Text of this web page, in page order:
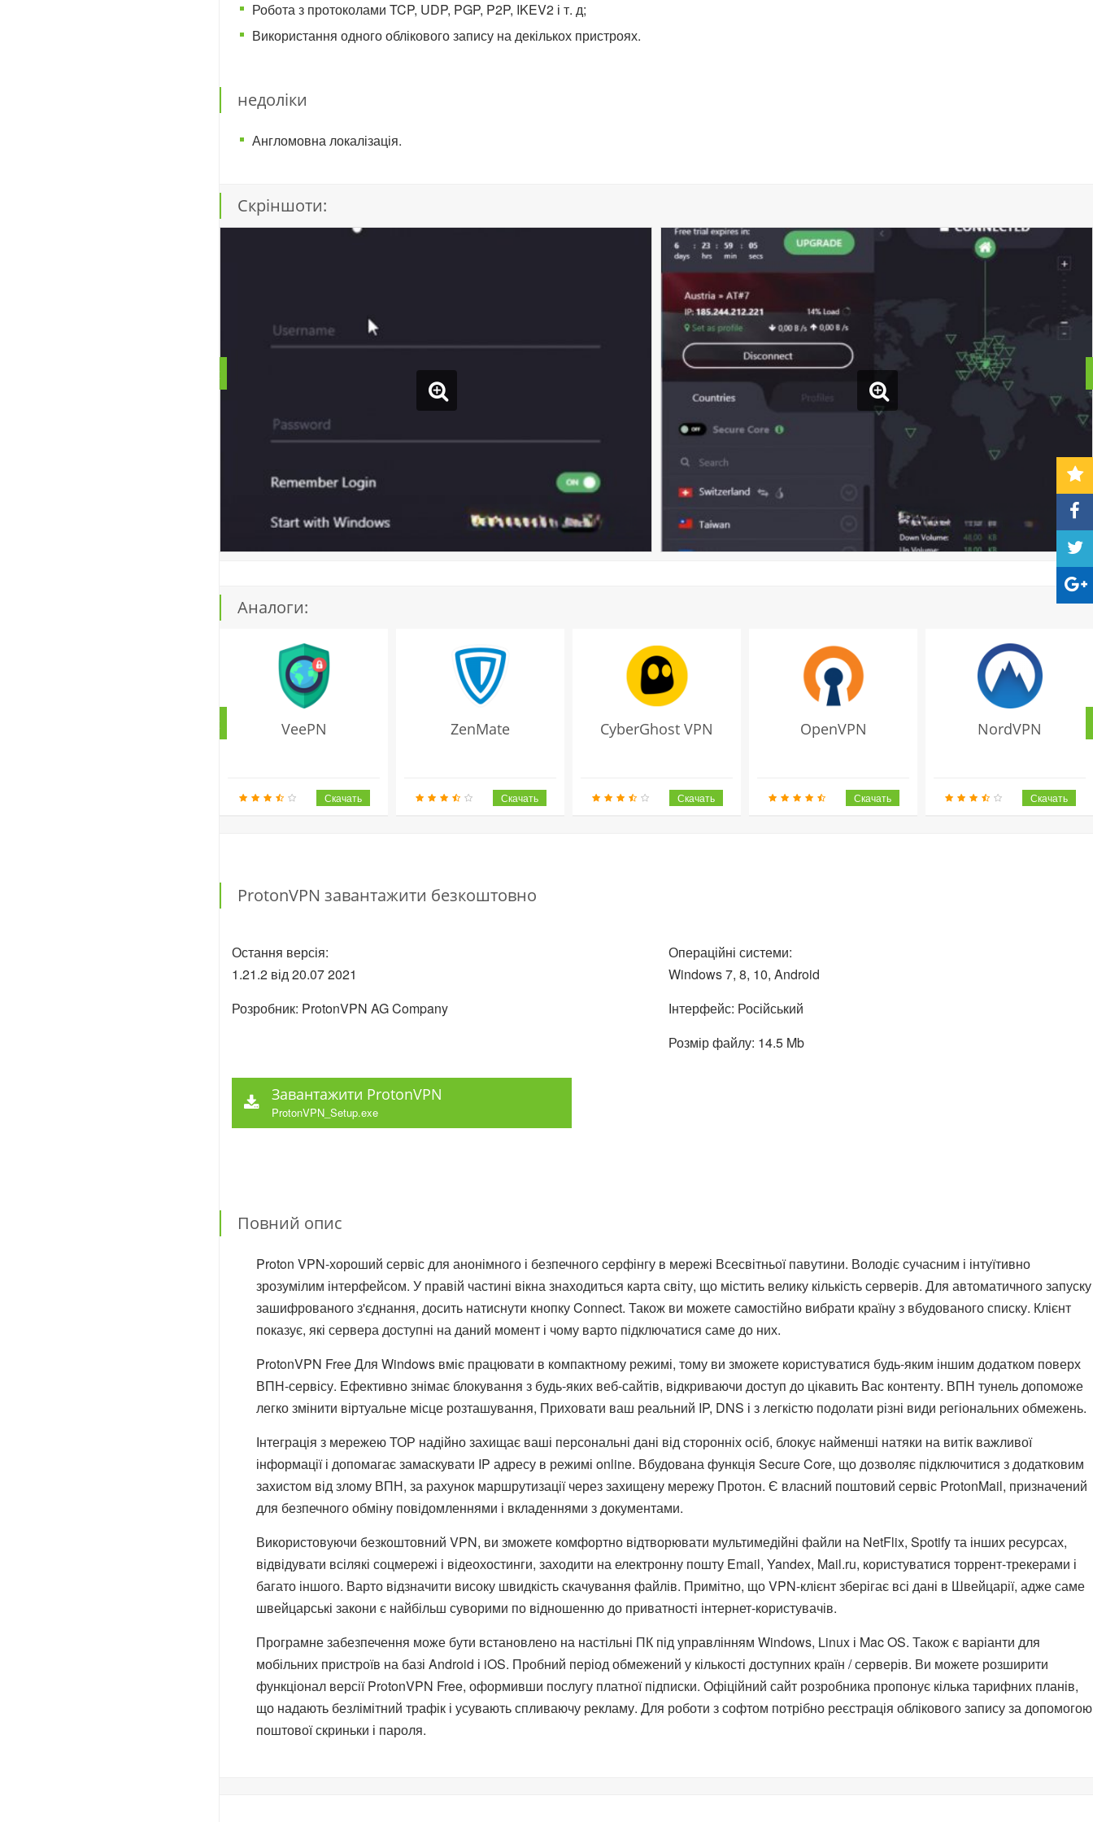
Робота з протоколами TCP, UDP, PGP, P2P, IKEV2 і т. д;
Використання одного облікового запису на декількох пристроях.
недоліки
Англомовна локалізація.
Скріншоти:
Аналоги:
VeePN ZenMate CyberGhost VPN OpenVPN NordVPN
ProtonVPN завантажити безкоштовно
Остання версія:
1.21.2 від20.072021
Розробник: ProtonVPN AG Company
Операційні системи:
Windows 7, 8, 10, Android
Інтерфейс: Російський
Розмір файлу: 14.5 Mb
Завантажити ProtonVPN
ProtonVPN_Setup.exe
Повний опис
Proton VPN-хороший сервіс для анонімного і безпечного серфінгу в мережі Всесвітньої павутини. Володіє сучасним і інтуїтивно
зрозумілим інтерфейсом. У правій частині вікна знаходиться карта світу, що містить велику кількість серверів. Для автоматичного запуску
зашифрованого з'єднання, досить натиснути кнопку Connect. Також ви можете самостійно вибрати країну з вбудованого списку. Клієнт
показує, які сервера доступні на даний момент і чому варто підключатися саме до них.
ProtonVPN Free Для Windows вміє працювати в компактному режимі, тому ви зможете користуватися будь-яким іншим додатком поверх
ВПН-сервісу. Ефективно знімає блокування з будь-яких веб-сайтів, відкриваючи доступ до цікавить Вас контенту. ВПН тунель допоможе
легко змінити віртуальне місце розташування, Приховати ваш реальний IP, DNS і з легкістю подолати різні види регіональних обмежень.
Інтеграція з мережею ТОР надійно захищає ваші персональні дані від сторонніх осіб, блокує найменші натяки на витік важливої
інформації і допомагає замаскувати IP адресу в режимі online. Вбудована функція Secure Core, що дозволяє підключитися з додатковим
захистом від злому ВПН, за рахунок маршрутизації через захищену мережу Протон. Є власний поштовий сервіс ProtonMail, призначений
для безпечного обміну повідомленнями і вкладеннями з документами.
Використовуючи безкоштовний VPN, ви зможете комфортно відтворювати мультимедійні файли на NetFlix, Spotify та інших ресурсах,
відвідувати всілякі соцмережі і відеохостинги, заходити на електронну пошту Email, Yandex, Mail.ru, користуватися торрент-трекерами і
багато іншого. Варто відзначити високу швидкість скачування файлів. Примітно, що VPN-клієнт зберігає всі дані в Швейцарії, адже саме
швейцарські закони є найбільш суворими по відношенню до приватності інтернет-користувачів.
Програмне забезпечення може бути встановлено на настільні ПК під управлінням Windows, Linux і Mac OS. Також є варіанти для
мобільних пристроїв на базі Android і iOS. Пробний період обмежений у кількості доступних країн / серверів. Ви можете розширити
функціонал версії ProtonVPN Free, оформивши послугу платної підписки. Офіційний сайт розробника пропонує кілька тарифних планів,
що надають безлімітний трафік і усувають спливаючу рекламу. Для роботи з софтом потрібно реєстрація облікового запису за допомогою
поштової скриньки і пароля.